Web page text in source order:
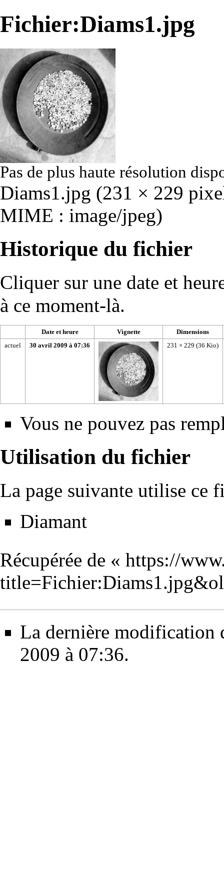
Fichier:Diams1.jpg
Pas de plus haute résolution
Diams1.jpg (231 × 229
MIME : image/jpeg)
Historique du fichier
Cliquer sur une date et
à ce moment-là.
Date et heure Vignette
Dimensions
actuel
30 avril 2009 à 07:36 231 × 229 (36 Kio)
Vous ne pouvez pas
Utilisation du fichier
La page suivante utilise ce
Diamant
Récupérée de « https://
La dernière modification
2009 à 07:36.